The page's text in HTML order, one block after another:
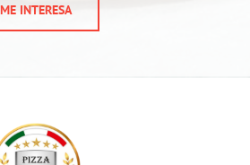
ME INTERESA